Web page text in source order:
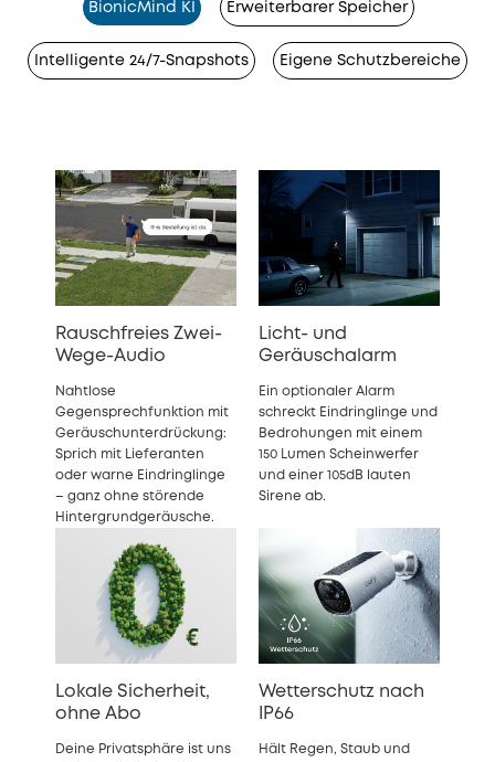
BionicMind KI Erweiterbarer Speicher
Intelligente 24/7-Snapshots Eigene Schutzbereiche
Rauschfreies Zwei-
Wege-Audio
Nahtlose
Gegensprechfunktion mit
Geräuschunterdrückung:
Sprich mit Lieferanten
oder warne Eindringlinge
– ganz ohne störende
Hintergrundgeräusche.
Licht- und
Geräuschalarm
Ein optionaler Alarm
schreckt Eindringlinge und
Bedrohungen mit einem
150 Lumen Scheinwerfer
und einer 105dB lauten
Sirene ab.
Lokale Sicherheit,
ohne Abo
Deine Privatsphäre ist uns
Wetterschutz nach
IP66
Hält Regen, Staub und